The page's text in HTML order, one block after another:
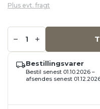
Plus evt. fragt
Svane
med
60cm
JadaLight
PRO,
LED,
Bestillingsvarer
Bestil senest 01.10.2026 –
afsendes senest